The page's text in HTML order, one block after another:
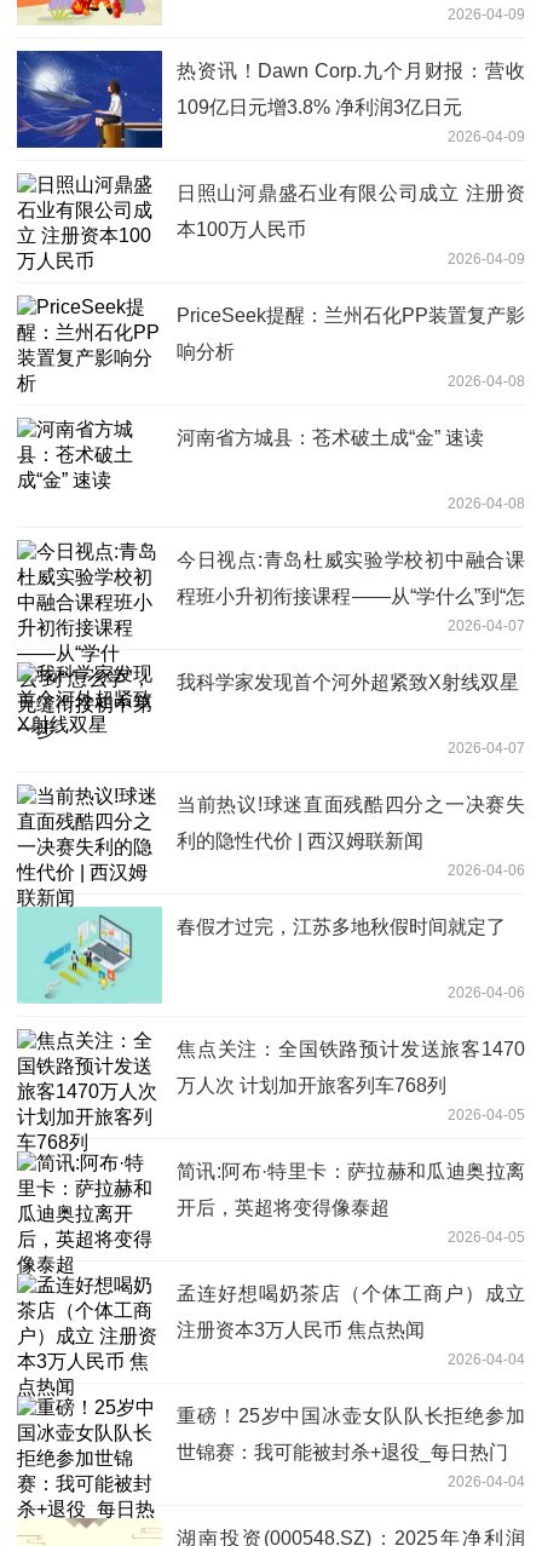
2026-04-09
热资讯！Dawn Corp.九个月财报：营收
109亿日元增3.8% 净利润3亿日元
2026-04-09
日照山河鼎盛石业有限公司成立 注册资
本100万人民币
2026-04-09
PriceSeek提醒：兰州石化PP装置复产影
响分析
2026-04-08
河南省方城县：苍术破土成“金” 速读
2026-04-08
今日视点:青岛杜威实验学校初中融合课
程班小升初衔接课程——从“学什么”到“怎
2026-04-07
我科学家发现首个河外超紧致X射线双星
2026-04-07
当前热议!球迷直面残酷四分之一决赛失
利的隐性代价 | 西汉姆联新闻
2026-04-06
春假才过完，江苏多地秋假时间就定了
2026-04-06
焦点关注：全国铁路预计发送旅客1470
万人次 计划加开旅客列车768列
2026-04-05
简讯:阿布·特里卡：萨拉赫和瓜迪奥拉离
开后，英超将变得像泰超
2026-04-05
孟连好想喝奶茶店（个体工商户）成立
注册资本3万人民币 焦点热闻
2026-04-04
重磅！25岁中国冰壶女队队长拒绝参加
世锦赛：我可能被封杀+退役_每日热门
2026-04-04
湖南投资(000548.SZ)：2025年净利润